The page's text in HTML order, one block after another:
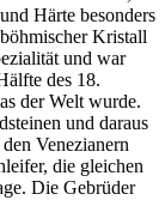
Härte besonders
Kristall
und war
des 18.
der Welt wurde.
und daraus
Venezianern
die gleichen
Die Gebrüder